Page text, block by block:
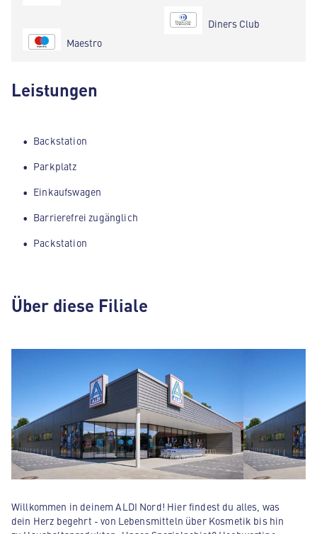
Maestro
Diners Club
Leistungen
Backstation
Parkplatz
Einkaufswagen
Barrierefrei zugänglich
Packstation
Über diese Filiale
Willkommen in deinem ALDI Nord! Hier findest du alles, was
dein Herz begehrt - von Lebensmitteln über Kosmetik bis hin